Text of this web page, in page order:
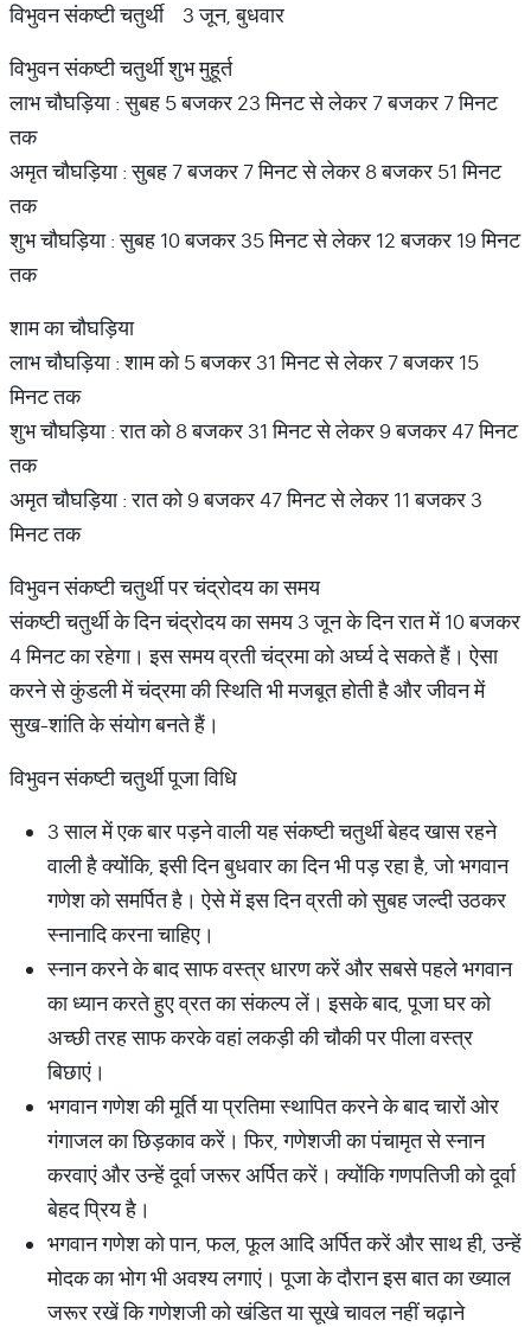
विभुवन संकष्टी चतुर्थी 3 जून, बुधवार
विभुवन संकष्टी चतुर्थी शुभ मुहूर्त
लाभ चौघड़िया : सुबह 5 बजकर 23 मिनट से लेकर 7 बजकर 7 मिनट
तक
अमृत चौघड़िया : सुबह 7 बजकर 7 मिनट से लेकर 8 बजकर 51 मिनट
तक
शुभ चौघड़िया : सुबह 10 बजकर 35 मिनट से लेकर 12 बजकर 19 मिनट
तक
शाम का चौघड़िया
लाभ चौघड़िया : शाम को 5 बजकर 31 मिनट से लेकर 7 बजकर 15
मिनट तक
शुभ चौघड़िया : रात को 8 बजकर 31 मिनट से लेकर 9 बजकर 47 मिनट
तक
अमृत चौघड़िया : रात को 9 बजकर 47 मिनट से लेकर 11 बजकर 3
मिनट तक
विभुवन संकष्टी चतुर्थी पर चंद्रोदय का समय
संकष्टी चतुर्थी के दिन चंद्रोदय का समय 3 जून के दिन रात में 10 बजकर
4 मिनट का रहेगा। इस समय व्रती चंद्रमा को अर्घ्य दे सकते हैं। ऐसा
करने से कुंडली में चंद्रमा की स्थिति भी मजबूत होती है और जीवन में
सुख-शांति के संयोग बनते हैं।
विभुवन संकष्टी चतुर्थी पूजा विधि
3 साल में एक बार पड़ने वाली यह संकष्टी चतुर्थी बेहद खास रहने
वाली है क्योंकि, इसी दिन बुधवार का दिन भी पड़ रहा है, जो भगवान
गणेश को समर्पित है। ऐसे में इस दिन व्रती को सुबह जल्दी उठकर
स्नानादि करना चाहिए।
स्नान करने के बाद साफ वस्त्र धारण करें और सबसे पहले भगवान
का ध्यान करते हुए व्रत का संकल्प लें। इसके बाद, पूजा घर को
अच्छी तरह साफ करके वहां लकड़ी की चौकी पर पीला वस्त्र
बिछाएं।
भगवान गणेश की मूर्ति या प्रतिमा स्थापित करने के बाद चारों ओर
गंगाजल का छिड़काव करें। फिर, गणेशजी का पंचामृत से स्नान
करवाएं और उन्हें दूर्वा जरूर अर्पित करें। क्योंकि गणपतिजी को दूर्वा
बेहद प्रिय है।
भगवान गणेश को पान, फल, फूल आदि अर्पित करें और साथ ही, उन्हें
मोदक का भोग भी अवश्य लगाएं। पूजा के दौरान इस बात का ख्याल
जरूर रखें कि गणेशजी को खंडित या सूखे चावल नहीं चढ़ाने